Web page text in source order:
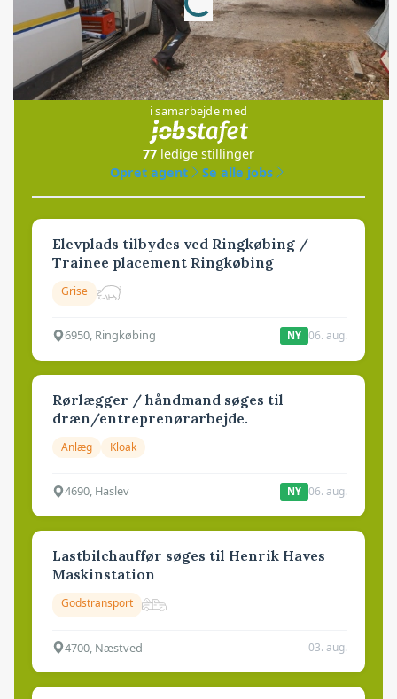
Jobs
i samarbejde med
77 ledige stillinger
Opret agent
Se alle jobs
Elevplads tilbydes ved Ringkøbing /
Trainee placement Ringkøbing
Grise
6950, Ringkøbing NY 06. aug.
Rørlægger / håndmand søges til
dræn/entreprenørarbejde.
Anlæg Kloak
4690, Haslev NY 06. aug.
Lastbilchauffør søges til Henrik Haves
Maskinstation
Godstransport
4700, Næstved 03. aug.